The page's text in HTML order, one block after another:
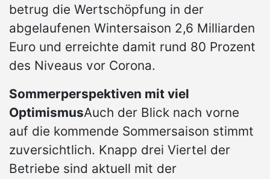
betrug die Wertschöpfung in der
abgelaufenen Wintersaison 2,6 Milliarden
Euro und erreichte damit rund 80 Prozent
des Niveaus vor Corona.
Sommerperspektiven mit viel
OptimismusAuch der Blick nach vorne
auf die kommende Sommersaison stimmt
zuversichtlich. Knapp drei Viertel der
Betriebe sind aktuell mit der